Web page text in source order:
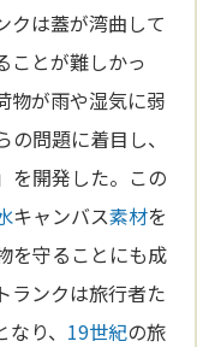
クは蓋が湾曲して
ことが難しかっ
物が雨や湿気に弱
問題に着目し、
を開発した。この
キャンバス素材を
を守ることにも成
ランクは旅行者た
り、 19世紀の旅